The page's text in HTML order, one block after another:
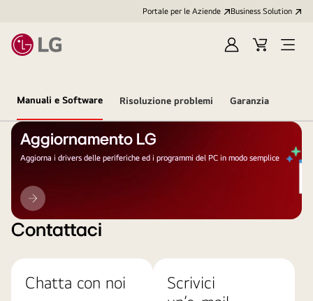
Portale per le Aziende Business Solution
AccediCart
Open
Manuali e Software Risoluzione problemi Garanzia
Aggiornamento LG
Aggiorna i drivers delle periferiche ed i programmi del PC in modo semplice
Aggiornamento
LG
Contattaci
Chatta con noi
Scrivici